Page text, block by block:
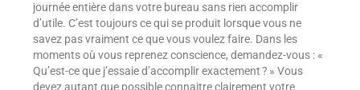
journée entière dans votre bureau sans rien accomplir
d’utile. C’est toujours ce qui se produit lorsque vous ne
savez pas vraiment ce que vous voulez faire. Dans les
moments où vous reprenez conscience, demandez-vous : «
Qu’est-ce que j’essaie d’accomplir exactement ? » Vous
devez autant que possible connaitre clairement votre